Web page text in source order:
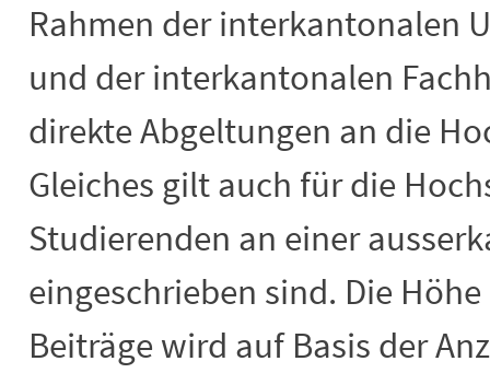
Rahmen der interkantonalen
und der interkantonalen
direkte Abgeltungen an die
Gleiches gilt auch für die
Studierenden an einer
eingeschrieben sind. Die
Beiträge wird auf Basis der